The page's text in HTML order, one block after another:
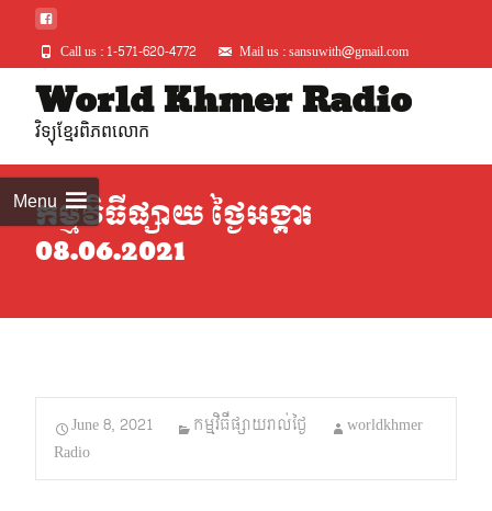
Call us : 1-571-620-4772 Mail us : sansuwith@gmail.com
World Khmer Radio
វិទ្យុខ្មែរពិភពលោក
Menuកម្មវិធីផ្សាយ ថ្ងៃអង្គារ
08.06.2021
June 8, 2021 កម្មវិធីផ្សាយរាល់ថ្ងៃ
worldkhmer
Radio